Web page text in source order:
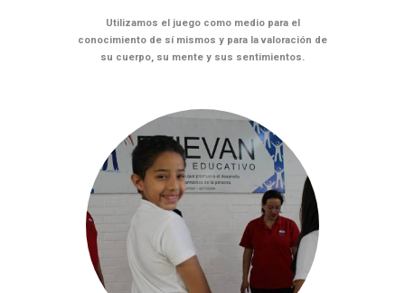
Utilizamos el juego como medio para el
conocimiento de sí mismos y para la valoración de
su cuerpo, su mente y sus sentimientos.